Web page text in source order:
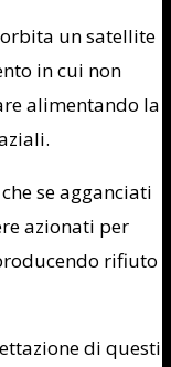
un satellite
in cui non
alimentando la
se agganciati
azionati per
rifiuto
di questi